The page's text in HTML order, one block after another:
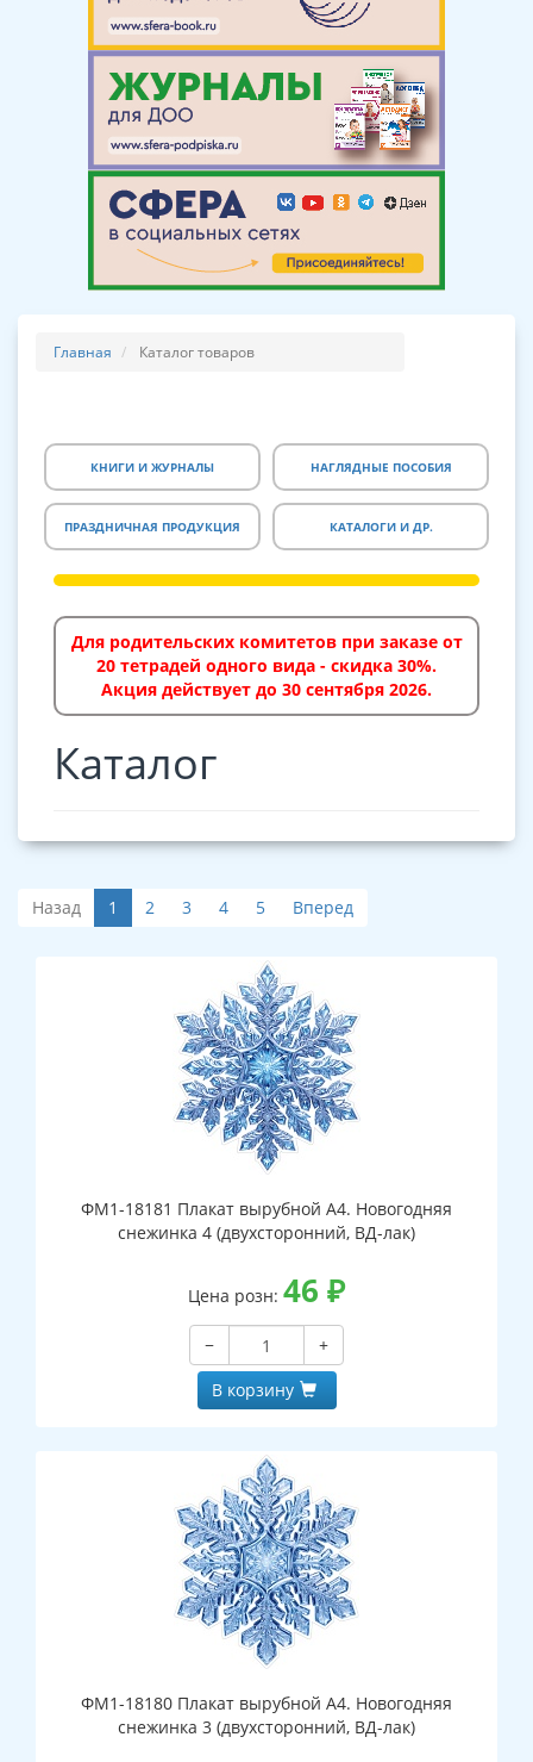
Главная Каталог товаров
КНИГИ И ЖУРНАЛЫ НАГЛЯДНЫЕ ПОСОБИЯ
ПРАЗДНИЧНАЯ ПРОДУКЦИЯ КАТАЛОГИ И ДР.
Для родительских комитетов при заказе от
20 тетрадей одного вида - скидка 30%.
Акция действует до 30 сентября 2026.
Каталог
Назад 1 2 3 4 5 Вперед
ФМ1-18181 Плакат вырубной А4. Новогодняя
снежинка 4 (двухсторонний, ВД-лак)
Цена розн: 46 ₽
−
+
В корзину
ФМ1-18180 Плакат вырубной А4. Новогодняя
снежинка 3 (двухсторонний, ВД-лак)